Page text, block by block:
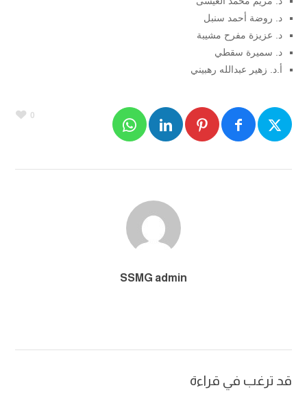
د. روضة أحمد سنبل
د. عزيزة مفرح مشيبة
د. سميرة سقطي
أ.د. زهير عبدالله رهبيني
0
SSMG admin
قد ترغب في قراءة